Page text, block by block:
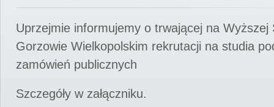
Uprzejmie informujemy o trwającej na Wyższej
Gorzowie Wielkopolskim rekrutacji na studia
zamówień publicznych
Szczegóły w załączniku.